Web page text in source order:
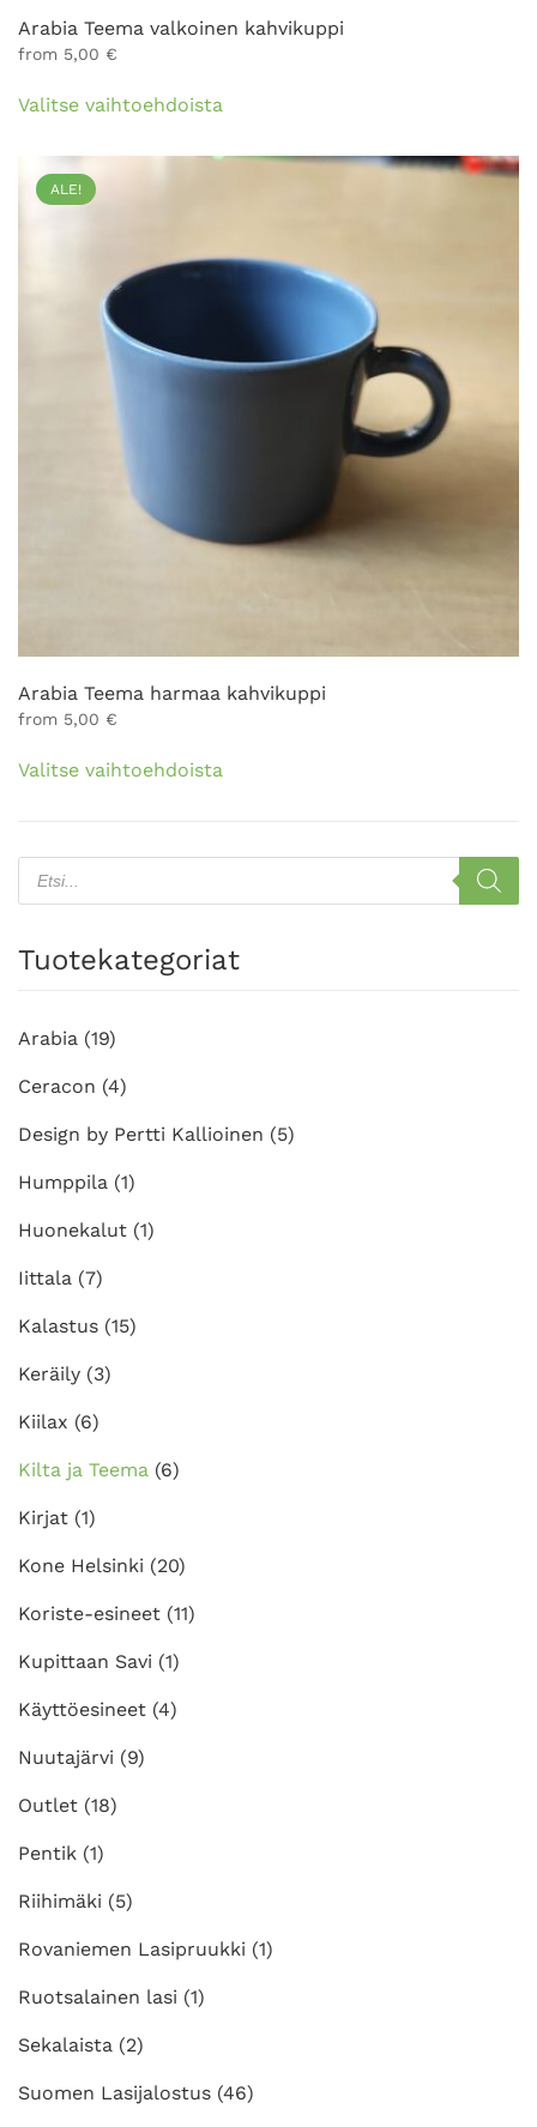
Arabia Teema valkoinen kahvikuppi
from 5,00 €
Valitse vaihtoehdoistatuotteella
useampi
tehdä
ALE!
Arabia Teema harmaa kahvikuppi
from 5,00 €
Valitse vaihtoehdoistatuotteella
muunnelma.
valinnat
tuotteen
Products
search
Tuotekategoriat
Arabia (19)
Ceracon (4)
Design by Pertti Kallioinen (5)
Humppila (1)
Huonekalut (1)
Iittala (7)
Kalastus (15)
Keräily (3)
Kiilax (6)
Kilta ja Teema (6)
Kirjat (1)
Kone Helsinki (20)
Koriste-esineet (11)
Kupittaan Savi (1)
Käyttöesineet (4)
Nuutajärvi (9)
Outlet (18)
Pentik (1)
Riihimäki (5)
Rovaniemen Lasipruukki (1)
Ruotsalainen lasi (1)
Sekalaista (2)
Suomen Lasijalostus (46)